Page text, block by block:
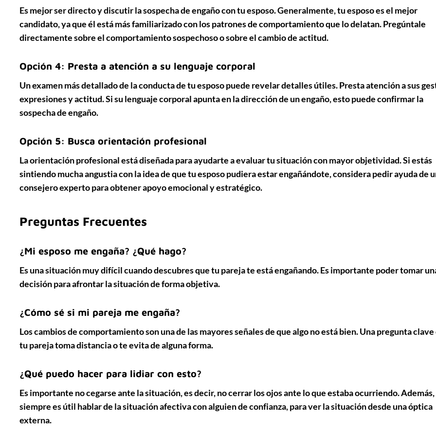
Es mejor ser directo y discutir la sospecha de engaño con tu esposo. Generalmente, tu esposo es el mejor
candidato, ya que él está más familiarizado con los patrones de comportamiento que lo delatan.Pregúntale
directamentesobre el comportamiento sospechoso o sobre el cambio de actitud.
Opción 4: Presta a atención a su lenguaje corporal
Un examen más detallado de la conducta de tu esposo puede revelar detalles útiles. Presta atención a sus
expresiones y actitud. Si su lenguaje corporal apunta en la dirección de un engaño, esto puede confirmar la
sospecha de engaño.
Opción 5: Busca orientación profesional
La orientación profesional está diseñada para ayudarte a evaluar tu situación con mayor objetividad. Si estás
sintiendo mucha angustia con la idea de que tu esposo pudiera estar engañándote,considera pedir ayuda de
consejero expertopara obtener apoyo emocional y estratégico.
Preguntas Frecuentes
¿Mi esposo me engaña? ¿Qué hago?
Es una situaciónmuy difícilcuando descubres que tu pareja te está engañando. Es importante poder tomar
decisión para afrontar la situación de forma objetiva.
¿Cómo sé si mi pareja me engaña?
Loscambios de comportamientosonuna de las mayores señalesde que algo no está bien. Una pregunta clave
tu pareja toma distancia o te evita de alguna forma.
¿Qué puedo hacer para lidiar con esto?
Es importante no cegarse ante la situación, es decir, no cerrar los ojos ante lo que estaba ocurriendo. Además,
siempre es útil hablar de la situación afectiva conalguien de confianza, para ver la situación desde una óptica
externa.